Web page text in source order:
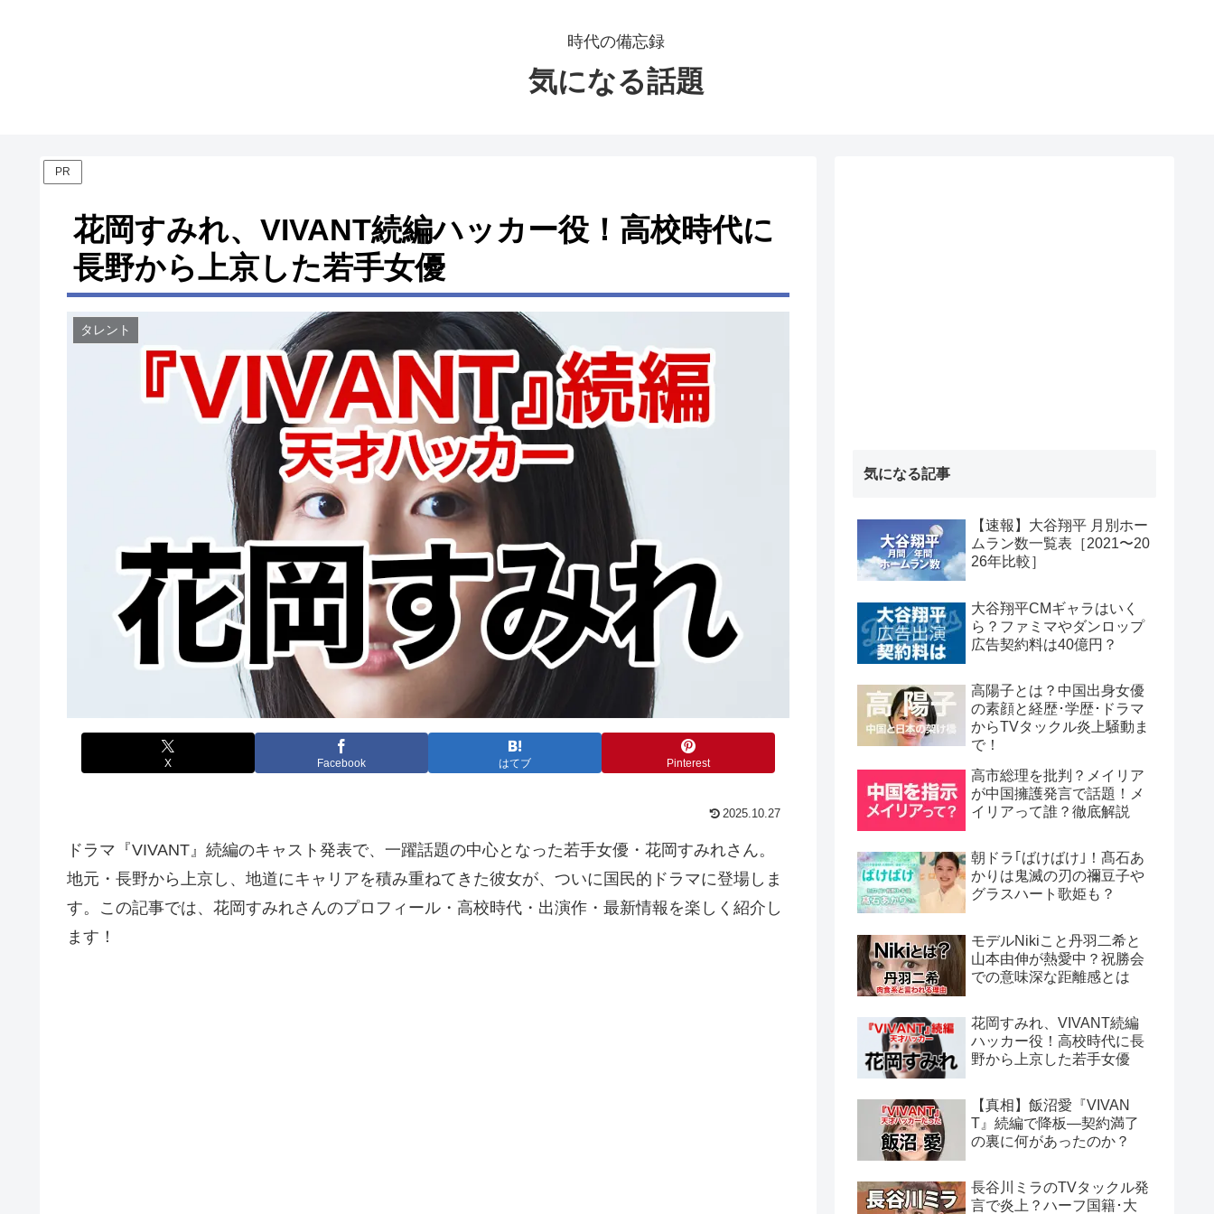
時代の備忘録
気になる話題
PR
花岡すみれ、VIVANT続編ハッカー役！高校時代に
長野から上京した若手女優
タレント
X Facebook はてブ Pinterest
2025.10.27
ドラマ『VIVANT』続編のキャスト発表で、一躍話題の中心となった若手女優・花岡すみれさん。
地元・長野から上京し、地道にキャリアを積み重ねてきた彼女が、ついに国民的ドラマに登場しま
す。この記事では、花岡すみれさんのプロフィール・高校時代・出演作・最新情報を楽しく紹介し
ます！
気になる記事
【速報】大谷翔平 月別ホー
ムラン数一覧表［2021〜20
26年比較］
大谷翔平CMギャラはいく
ら？ファミマやダンロップ
広告契約料は40億円？
高陽子とは？中国出身女優
の素顔と経歴･学歴･ドラマ
からTVタックル炎上騒動ま
で！
高市総理を批判？メイリア
が中国擁護発言で話題！メ
イリアって誰？徹底解説
朝ドラ｢ばけばけ｣！髙石あ
かりは鬼滅の刃の禰豆子や
グラスハート歌姫も？
モデルNikiこと丹羽二希と
山本由伸が熱愛中？祝勝会
での意味深な距離感とは
花岡すみれ、VIVANT続編
ハッカー役！高校時代に長
野から上京した若手女優
【真相】飯沼愛『VIVAN
T』続編で降板―契約満了
の裏に何があったのか？
長谷川ミラのTVタックル発
言で炎上？ハーフ国籍･大